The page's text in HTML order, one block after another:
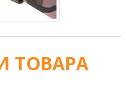
ТОВАРА